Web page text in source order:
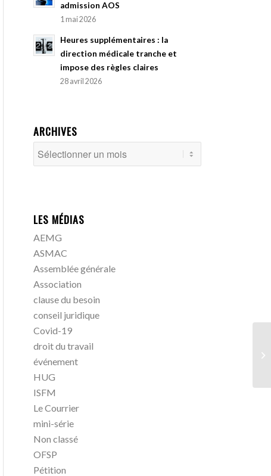
admission AOS
1 mai 2026
Heures supplémentaires : la
direction médicale tranche et
impose des règles claires
28 avril 2026
ARCHIVES
LES MÉDIAS
AEMG
ASMAC
Assemblée générale
Association
clause du besoin
conseil juridique
Covid-19
droit du travail
événement
HUG
ISFM
Le Courrier
mini-série
Non classé
OFSP
Pétition